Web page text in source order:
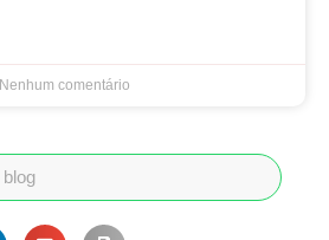
Nenhum comentário